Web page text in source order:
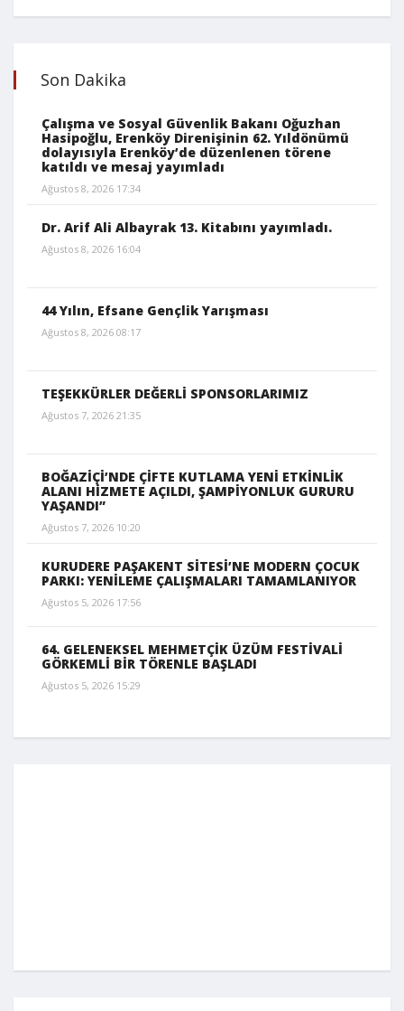
Son Dakika
Çalışma ve Sosyal Güvenlik Bakanı Oğuzhan
Hasipoğlu, Erenköy Direnişinin 62. Yıldönümü
dolayısıyla Erenköy’de düzenlenen törene
katıldı ve mesaj yayımladı
Ağustos 8, 2026 17:34
Dr. Arif Ali Albayrak 13. Kitabını yayımladı.
Ağustos 8, 2026 16:04
44 Yılın, Efsane Gençlik Yarışması
Ağustos 8, 2026 08:17
TEŞEKKÜRLER DEĞERLİ SPONSORLARIMIZ
Ağustos 7, 2026 21:35
BOĞAZİÇİ’NDE ÇİFTE KUTLAMA YENİ ETKİNLİK
ALANI HİZMETE AÇILDI, ŞAMPİYONLUK GURURU
YAŞANDI”
Ağustos 7, 2026 10:20
KURUDERE PAŞAKENT SİTESİ’NE MODERN ÇOCUK
PARKI: YENİLEME ÇALIŞMALARI TAMAMLANIYOR
Ağustos 5, 2026 17:56
64. GELENEKSEL MEHMETÇİK ÜZÜM FESTİVALİ
GÖRKEMLİ BİR TÖRENLE BAŞLADI
Ağustos 5, 2026 15:29